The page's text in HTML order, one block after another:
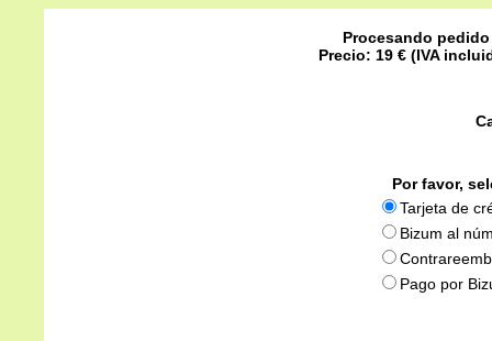
Procesando
Precio: 19 € (IVA
Por favor,
Tarjeta de
Bizum al
Pago por